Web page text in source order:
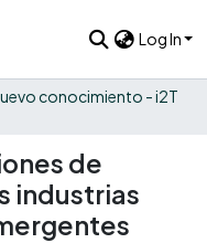
Log In
conocimiento - i2T
de
industrias